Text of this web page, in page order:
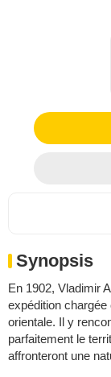
Synopsis
En 1902, Vladimir
expédition chargée
orientale. Il y
parfaitement le
affronteront une